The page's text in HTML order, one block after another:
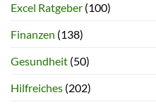
Excel Ratgeber (100)
Finanzen (138)
Gesundheit (50)
Hilfreiches (202)